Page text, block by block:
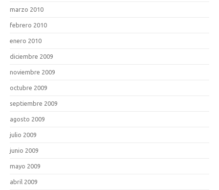
marzo 2010
febrero 2010
enero 2010
diciembre 2009
noviembre 2009
octubre 2009
septiembre 2009
agosto 2009
julio 2009
junio 2009
mayo 2009
abril 2009